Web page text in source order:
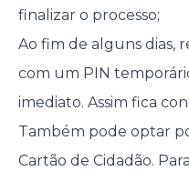
finalizar o processo;
Ao fim de alguns dias,
com um PIN
imediato. Assim fica
Também pode optar
Cartão de Cidadão.